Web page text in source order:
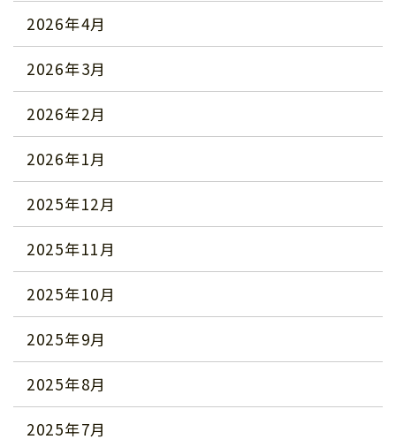
2026年4月
2026年3月
2026年2月
2026年1月
2025年12月
2025年11月
2025年10月
2025年9月
2025年8月
2025年7月